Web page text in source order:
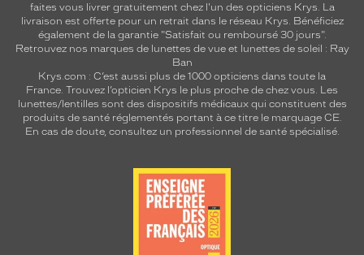
faites vous livrer gratuitement chez l'un des opticiens Krys. La
livraison est offerte pour un retrait dans le réseau Krys. Bénéficiez
également de la garantie "Satisfait ou remboursé 30 jours".
Retrouvez nos marques de lunettes de vue et lunettes de soleil : Ray
Ban
Krys.com : C’est aussi plus de 1000 opticiens dans toute la
France. Trouvez l’opticien Krys le plus proche de chez vous. Les
lunettes/lentilles sont des dispositifs médicaux qui constituent des
produits de santé réglementés portant à ce titre le marquage CE.
En cas de doute, consultez un professionnel de santé spécialisé.